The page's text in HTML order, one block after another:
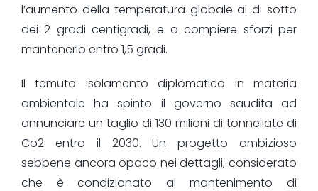
l’aumento della temperatura globale al di sotto
dei 2 gradi centigradi, e a compiere sforzi per
mantenerlo entro 1,5 gradi.
Il temuto isolamento diplomatico in materia
ambientale ha spinto il governo saudita ad
annunciare un taglio di 130 milioni di tonnellate di
Co2 entro il 2030. Un progetto ambizioso
sebbene ancora opaco nei dettagli, considerato
che è condizionato al mantenimento di